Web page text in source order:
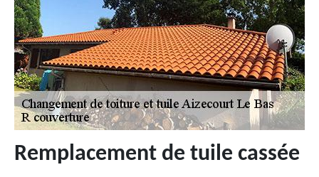
Remplacement de tuile cassée